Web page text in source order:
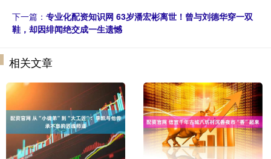
下一篇： 专业化配资知识网 63岁潘宏彬离世！曾与刘德华穿一双
鞋，却因绯闻绝交成一生遗憾
相关文章